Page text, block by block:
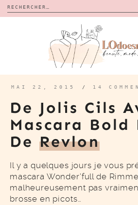
Rechercher :
CALENDRIERS DE L’AVENT
BON PLAN
À PROPOS
CONTACT
MAI 22, 2015 / 14
De Jolis Cils
Mascara Bold
De Revlon
Il y a quelques jours je vous
mascara Wonder’full de
malheureusement pas
brosse en picots…